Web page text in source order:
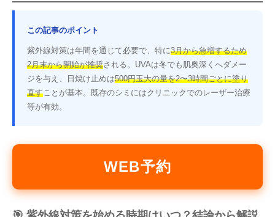
この記事のポイント
紫外線対策は年間を通じて必要で、特に3月から急増するため
2月末から開始が推奨される。UVAは冬でも肌奥深くへダメー
ジを与え、日焼け止めは500円玉大の量を2〜3時間ごとに塗り
直すことが基本。既存のシミにはクリニックでのレーザー治療
等が有効。
WEB予約